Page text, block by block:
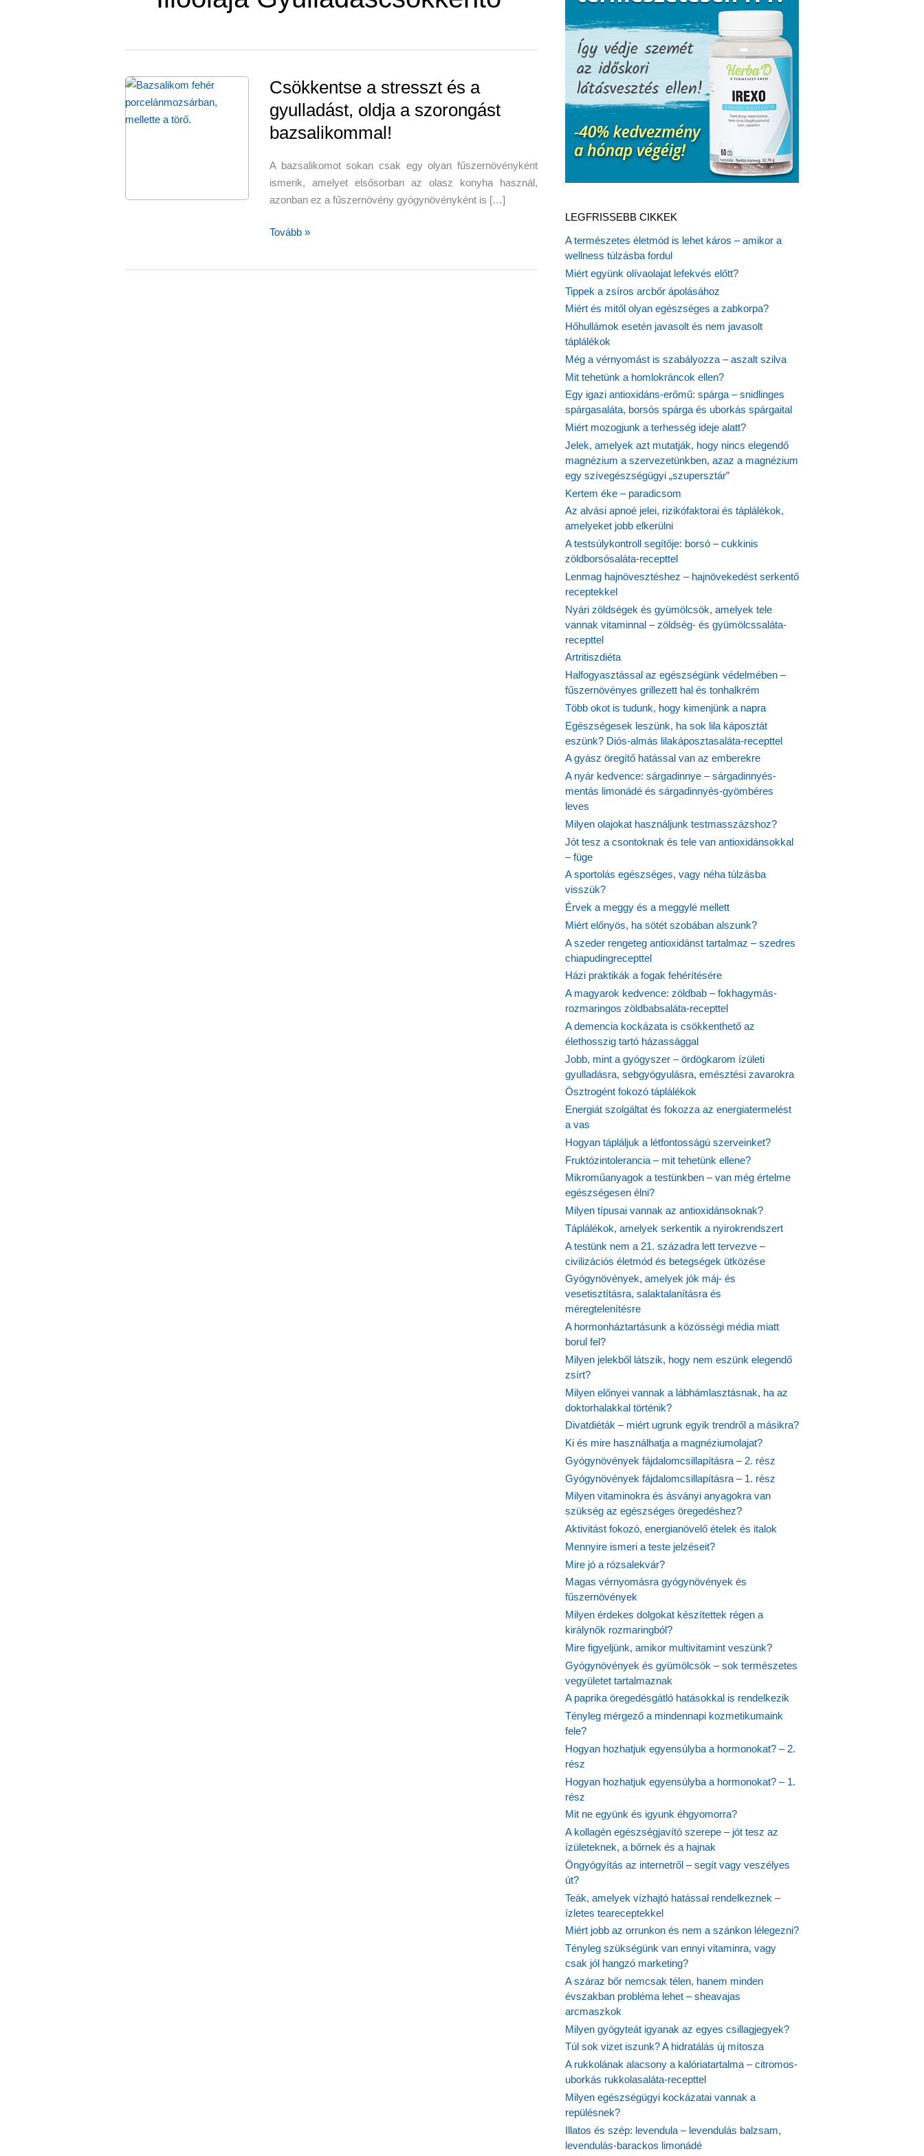
Csökkentse a stresszt és a
gyulladást, oldja a szorongást
bazsalikommal!
A bazsalikomot sokan csak egy olyan fűszernövényként
ismerik, amelyet elsősorban az olasz konyha használ,
azonban ez a fűszernövény gyógynövényként is […]
Csökkentse
Tovább »
LEGFRISSEBB CIKKEK
A természetes életmód is lehet káros – amikor a
wellness túlzásba fordul
Miért együnk olívaolajat lefekvés előtt?
Tippek a zsíros arcbőr ápolásához
Miért és mitől olyan egészséges a zabkorpa?
Hőhullámok esetén javasolt és nem javasolt
táplálékok
Még a vérnyomást is szabályozza – aszalt szilva
Mit tehetünk a homlokráncok ellen?
Egy igazi antioxidáns-erőmű: spárga – snidlinges
spárgasaláta, borsós spárga és uborkás spárgaital
Miért mozogjunk a terhesség ideje alatt?
Jelek, amelyek azt mutatják, hogy nincs elegendő
magnézium a szervezetünkben, azaz a magnézium
egy szívegészségügyi „szupersztár”
Kertem éke – paradicsom
Az alvási apnoé jelei, rizikófaktorai és táplálékok,
amelyeket jobb elkerülni
A testsúlykontroll segítője: borsó – cukkinis
zöldborsósaláta-recepttel
Lenmag hajnövesztéshez – hajnövekedést serkentő
receptekkel
Nyári zöldségek és gyümölcsök, amelyek tele
vannak vitaminnal – zöldség- és gyümölcssaláta-
recepttel
Artritiszdiéta
Halfogyasztással az egészségünk védelmében –
fűszernövényes grillezett hal és tonhalkrém
Több okot is tudunk, hogy kimenjünk a napra
Egészségesek leszünk, ha sok lila káposztát
eszünk? Diós-almás lilakáposztasaláta-recepttel
A gyász öregítő hatással van az emberekre
A nyár kedvence: sárgadinnye – sárgadinnyés-
mentás limonádé és sárgadinnyés-gyömbéres
leves
Milyen olajokat használjunk testmasszázshoz?
Jót tesz a csontoknak és tele van antioxidánsokkal
– füge
A sportolás egészséges, vagy néha túlzásba
visszük?
Érvek a meggy és a meggylé mellett
Miért előnyös, ha sötét szobában alszunk?
A szeder rengeteg antioxidánst tartalmaz – szedres
chiapudingrecepttel
Házi praktikák a fogak fehérítésére
A magyarok kedvence: zöldbab – fokhagymás-
rozmaringos zöldbabsaláta-recepttel
A demencia kockázata is csökkenthető az
élethosszig tartó házassággal
Jobb, mint a gyógyszer – ördögkarom ízületi
gyulladásra, sebgyógyulásra, emésztési zavarokra
Ösztrogént fokozó táplálékok
Energiát szolgáltat és fokozza az energiatermelést
a vas
Hogyan tápláljuk a létfontosságú szerveinket?
Fruktózintolerancia – mit tehetünk ellene?
Mikroműanyagok a testünkben – van még értelme
egészségesen élni?
Milyen típusai vannak az antioxidánsoknak?
Táplálékok, amelyek serkentik a nyirokrendszert
A testünk nem a 21. századra lett tervezve –
civilizációs életmód és betegségek ütközése
Gyógynövények, amelyek jók máj- és
vesetisztításra, salaktalanításra és
méregtelenítésre
A hormonháztartásunk a közösségi média miatt
borul fel?
Milyen jelekből látszik, hogy nem eszünk elegendő
zsírt?
Milyen előnyei vannak a lábhámlasztásnak, ha az
doktorhalakkal történik?
Divatdiéták – miért ugrunk egyik trendről a másikra?
Ki és mire használhatja a magnéziumolajat?
Gyógynövények fájdalomcsillapításra – 2. rész
Gyógynövények fájdalomcsillapításra – 1. rész
Milyen vitaminokra és ásványi anyagokra van
szükség az egészséges öregedéshez?
Aktivitást fokozó, energianövelő ételek és italok
Mennyire ismeri a teste jelzéseit?
Mire jó a rózsalekvár?
Magas vérnyomásra gyógynövények és
fűszernövények
Milyen érdekes dolgokat készítettek régen a
királynők rozmaringból?
Mire figyeljünk, amikor multivitamint veszünk?
Gyógynövények és gyümölcsök – sok természetes
vegyületet tartalmaznak
A paprika öregedésgátló hatásokkal is rendelkezik
Tényleg mérgező a mindennapi kozmetikumaink
fele?
Hogyan hozhatjuk egyensúlyba a hormonokat? – 2.
rész
Hogyan hozhatjuk egyensúlyba a hormonokat? – 1.
rész
Mit ne együnk és igyunk éhgyomorra?
A kollagén egészségjavító szerepe – jót tesz az
ízületeknek, a bőrnek és a hajnak
Öngyógyítás az internetről – segít vagy veszélyes
út?
Teák, amelyek vízhajtó hatással rendelkeznek –
ízletes teareceptekkel
Miért jobb az orrunkon és nem a szánkon lélegezni?
Tényleg szükségünk van ennyi vitaminra, vagy
csak jól hangzó marketing?
A száraz bőr nemcsak télen, hanem minden
évszakban probléma lehet – sheavajas
arcmaszkok
Milyen gyógyteát igyanak az egyes csillagjegyek?
Túl sok vizet iszunk? A hidratálás új mítosza
A rukkolának alacsony a kalóriatartalma – citromos-
uborkás rukkolasaláta-recepttel
Milyen egészségügyi kockázatai vannak a
repülésnek?
Illatos és szép: levendula – levendulás balzsam,
levendulás-barackos limonádé